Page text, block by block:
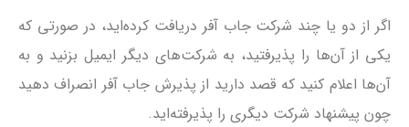
اگر از دو یا چند شرکت جاب آفر دریافت کرده‌اید، در صورتی که
یکی از آن‌ها را پذیرفتید، به شرکت‌های دیگر ایمیل بزنید و به
آن‌ها اعلام کنید که قصد دارید از پذیرش جاب آفر انصراف دهید
چون پیشنهاد شرکت دیگری را پذیرفته‌اید.